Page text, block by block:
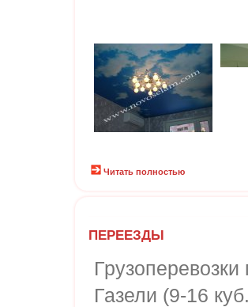
Читать полностью
ПЕРЕЕЗДЫ
Газели (9-16